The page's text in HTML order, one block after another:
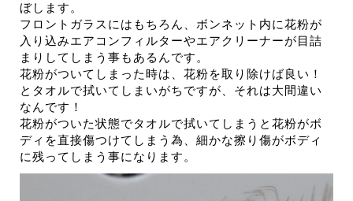
ぼします。
フロントガラスにはもちろん、ボンネット内に花粉が
入り込みエアコンフィルターやエアクリーナーが目詰
まりしてしまう事もあるんです。
花粉がついてしまった時は、花粉を取り除けば良い！
とタオルで拭いてしまいがちですが、それは大間違い
なんです！
花粉がついた状態でタオルで拭いてしまうと花粉がボ
ディを直接傷つけてしまう為、細かな擦り傷がボディ
に残ってしまう事になります。